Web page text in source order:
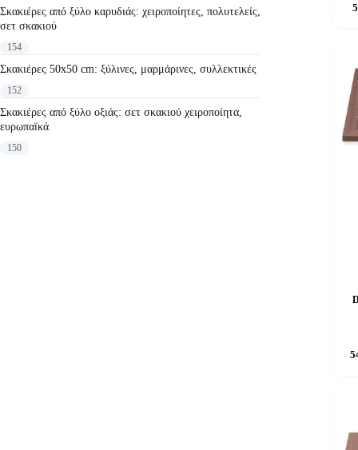
Σκακιέρες από ξύλο καρυδιάς: χειροποίητες, πολυτελείς,
σετ σκακιού
154
Σκακιέρες 50x50 cm: ξύλινες, μαρμάρινες, συλλεκτικές
152
Σκακιέρες από ξύλο οξιάς: σετ σκακιού χειροποίητα,
ευρωπαϊκά
150